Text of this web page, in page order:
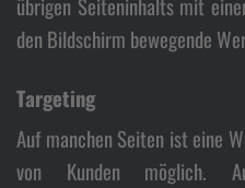
übrigen Seiteninhalts mit
den Bildschirm bewegende
Targeting
Auf manchen Seiten ist eine
von Kunden möglich.